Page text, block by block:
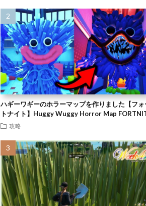
ハギーワギーのホラーマップを作りました【フォ
トナイト】Huggy Wuggy Horror Map
攻略